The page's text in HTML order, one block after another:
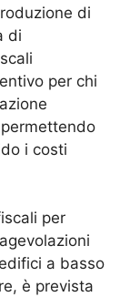
di
di
per chi
i costi
per
a basso
è prevista